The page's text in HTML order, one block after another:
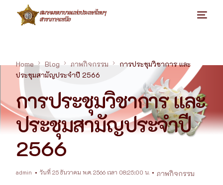
Home Blog ภาพกิจกรรม
การประชุมวิชาการ และ
ประชุมสามัญประจำปี 2566
การประชุมวิชาการ และ
ประชุมสามัญประจำปี
2566
admin วันที่ 25 ธันวาคม พ.ศ. 2566 เวลา 08:25:00 น. ภาพกิจกรรม